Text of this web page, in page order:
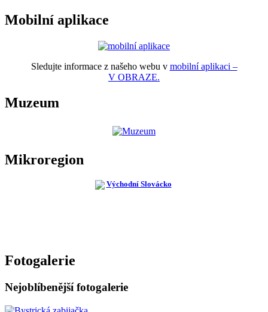
Mobilní aplikace
Sledujte informace z našeho webu v mobilní aplikaci –
V OBRAZE.
Muzeum
Mikroregion
Fotogalerie
Nejoblíbenější fotogalerie